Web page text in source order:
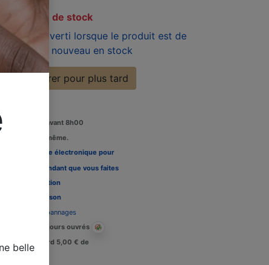
En rupture de stock
Soyez averti lorsque le produit est de
nouveau en stock
Enregistrer pour plus tard
Commandez avant 8h00
le jour même.
Louez une carte électronique pour
télévision pendant que vous faites
option
Délais de livraison
Assistance dépannages
Livraison : 2-3 jours ouvrés
Crédit de retard 5,00 € de
belle